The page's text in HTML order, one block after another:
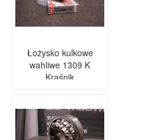
Łożysko kulkowe
wahliwe 1309 K
Kraśnik